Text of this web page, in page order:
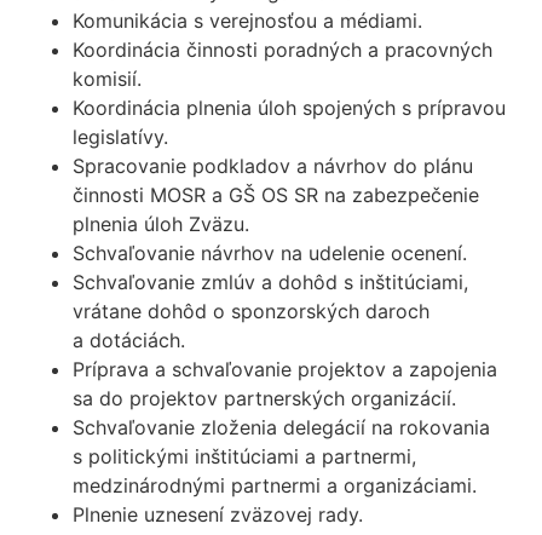
Komunikácia s verejnosťou a médiami.
Koordinácia činnosti poradných a pracovných
komisií.
Koordinácia plnenia úloh spojených s prípravou
legislatívy.
Spracovanie podkladov a návrhov do plánu
činnosti MOSR a GŠ OS SR na zabezpečenie
plnenia úloh Zväzu.
Schvaľovanie návrhov na udelenie ocenení.
Schvaľovanie zmlúv a dohôd s inštitúciami,
vrátane dohôd o sponzorských daroch
a dotáciách.
Príprava a schvaľovanie projektov a zapojenia
sa do projektov partnerských organizácií.
Schvaľovanie zloženia delegácií na rokovania
s politickými inštitúciami a partnermi,
medzinárodnými partnermi a organizáciami.
Plnenie uznesení zväzovej rady.